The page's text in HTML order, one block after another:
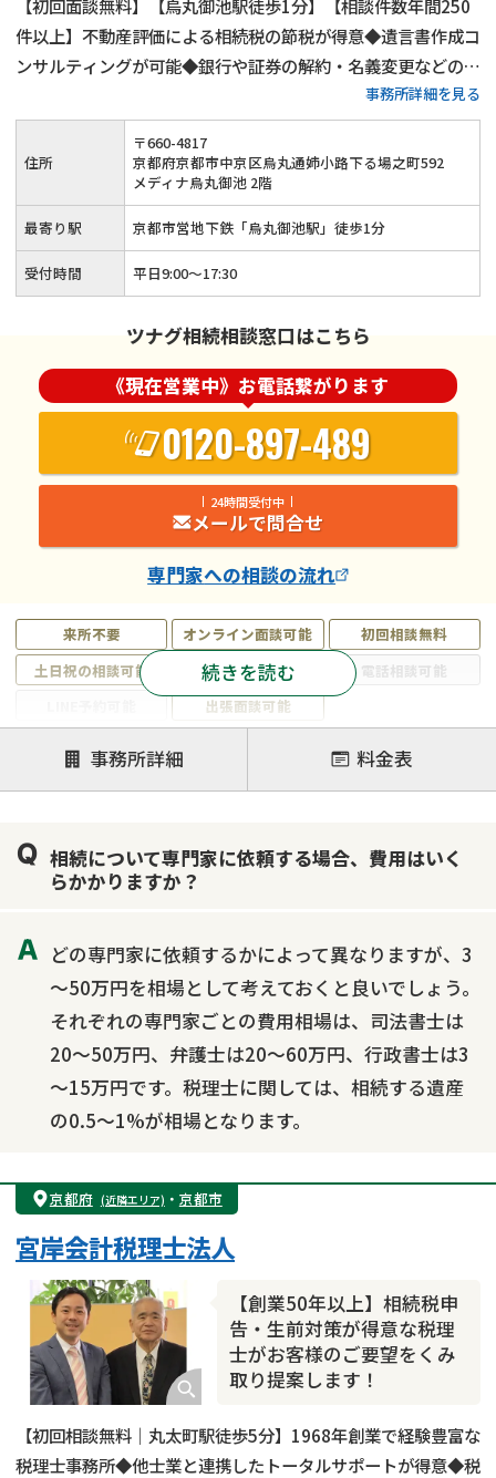
【初回面談無料】【烏丸御池駅徒歩1分】【相談件数年間250
件以上】不動産評価による相続税の節税が得意◆遺言書作成コ
ンサルティングが可能◆銀行や証券の解約・名義変更などの相
続関連手続きも可能◆ひかりグループの各法人と連携して、ワ
ンストップで相続手続きに対応します。相続のことなら経験豊
富な当法人にお任せください。
事務所詳細を見る
来所不要 オンライン面談可能
初回相談無料
土日祝の相談可能
19時以降電話可能
電話相談可能
出張面談可能
注力案件
遺言書作成・遺言執行
相続放棄
相続登記
相続手続き
銀行手続き
家族信託
成年後見・任意後見
相続トラブル
続きを読む
住所
〒660-4817
京都府京都市中京区烏丸通姉小路下る場之町592
メディナ烏丸御池 2階
最寄り駅 京都市営地下鉄「烏丸御池駅」徒歩1分
受付時間 平日9:00～17:30
ツナグ相続相談窓口はこちら
《現在営業中》お電話繋がります
0120-897-489
24時間受付中
メールで問合せ
専門家への相談の流れ
事務所詳細 料金表
相続について専門家に依頼する場合、費用はいく
らかかりますか？
どの専門家に依頼するかによって異なりますが、3
～50万円を相場として考えておくと良いでしょう。
それぞれの専門家ごとの費用相場は、司法書士は
20～50万円、弁護士は20～60万円、行政書士は3
～15万円です。税理士に関しては、相続する遺産
の0.5～1%が相場となります。
京都府 (近隣エリア) ・ 京都市
【創業50年以上】相続税申
告・生前対策が得意な税理
士がお客様のご要望をくみ
取り提案します！
宮岸会計税理士法人
【初回相談無料｜丸太町駅徒歩5分】1968年創業で経験豊富な
税理士事務所◆他士業と連携したトータルサポートが得意◆税